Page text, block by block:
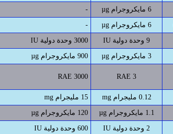
6 مايكروجرام µg -
6 مايكروجرام µg -
9 وحدة دولية IU 3000 وحدة دولية IU
3 مايكروجرام µg 900 مايكروجرام µg
3 RAE
3000 RAE
0.12 مليجرام mg 15 مليجرام mg
1.1 مايكروجرام µg 120 مايكروجرام µg
2 وحدة دولية IU 600 وحدة دولية IU